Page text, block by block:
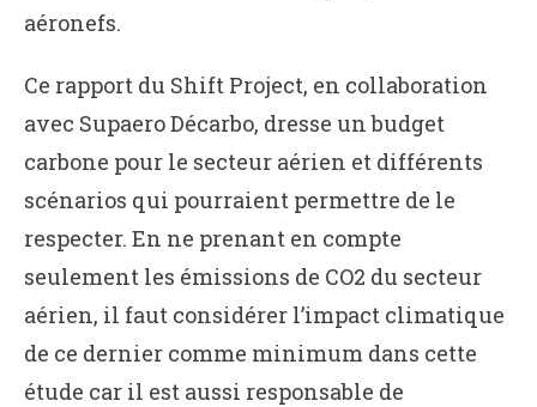
aéronefs.
Ce rapport du Shift Project, en collaboration
avec Supaero Décarbo, dresse un budget
carbone pour le secteur aérien et différents
scénarios qui pourraient permettre de le
respecter. En ne prenant en compte
seulement les émissions de CO2 du secteur
aérien, il faut considérer l’impact climatique
de ce dernier comme minimum dans cette
étude car il est aussi responsable de